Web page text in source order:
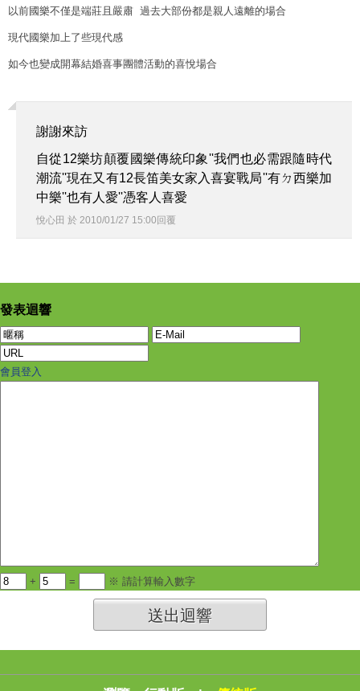
以前國樂不僅是端莊且嚴肅 過去大部份都是親人遠離的場合
現代國樂加上了些現代感
如今也變成開幕結婚喜事團體活動的喜悅場合
謝謝來訪
自從12樂坊顛覆國樂傳統印象''我們也必需跟隨時代
潮流''現在又有12長笛美女家入喜宴戰局''有ㄉ西樂加
中樂''也有人愛''憑客人喜愛
悅心田 於 2010/01 /27 15:00回覆
發表迴響
會員登入
+ = ※ 請計算輸入數字
送出迴響